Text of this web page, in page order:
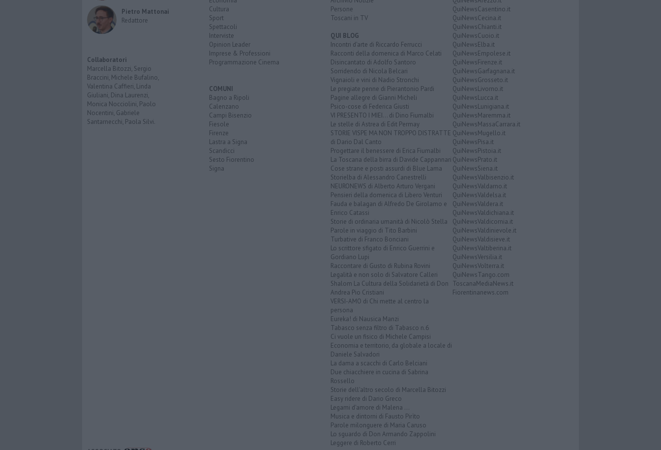
Pietro Mattonai
Redattore
Collaboratori
Marcella Bitozzi, Sergio
Braccini, Michele Bufalino,
Valentina Caffieri, Linda
Giuliani, Dina Laurenzi,
Monica Nocciolini, Paolo
Nocentini, Gabriele
Santarnecchi, Paola Silvi.
Cultura
Sport
Spettacoli
Interviste
Opinion Leader
Imprese & Professioni
Programmazione Cinema
COMUNI
Bagno a Ripoli
Calenzano
Campi Bisenzio
Fiesole
Firenze
Lastra a Signa
Scandicci
Sesto Fiorentino
Signa
Persone
Toscani in TV
QUI BLOG
Incontri d'arte di Riccardo Ferrucci
Racconti della domenica di Marco Celati
Disincantato di Adolfo Santoro
Sorridendo di Nicola Belcari
Vignaioli e vini di Nadio Stronchi
Le pregiate penne di Pierantonio Pardi
Pagine allegre di Gianni Micheli
Psico-cose di Federica Giusti
VI PRESENTO I MIEI... di Dino Fiumalbi
Le stelle di Astrea di Edit Permay
STORIE VISPE MA NON TROPPO DISTRATTE
di Dario Dal Canto
Progettare il benessere di Erica Fiumalbi
La Toscana della birra di Davide Cappannari
Cose strane e posti assurdi di Blue Lama
Storielba di Alessandro Canestrelli
NEURONEWS di Alberto Arturo Vergani
Pensieri della domenica di Libero Venturi
Fauda e balagan di Alfredo De Girolamo e
Enrico Catassi
Storie di ordinaria umanità di Nicolò Stella
Parole in viaggio di Tito Barbini
Turbative di Franco Bonciani
Lo scrittore sfigato di Enrico Guerrini e
Gordiano Lupi
Raccontare di Gusto di Rubina Rovini
Legalità e non solo di Salvatore Calleri
Shalom La Cultura della Solidarietà di Don
Andrea Pio Cristiani
VERSI-AMO di Chi mette al centro la
persona
Eureka! di Nausica Manzi
Tabasco senza filtro di Tabasco n.6
Ci vuole un fisico di Michele Campisi
Economia e territorio, da globale a locale di
Daniele Salvadori
La dama a scacchi di Carlo Belciani
Due chiacchiere in cucina di Sabrina
Rossello
Storie dell'altro secolo di Marcella Bitozzi
Easy ridere di Dario Greco
Legami d'amore di Malena ...
Musica e dintorni di Fausto Pirìto
Parole milonguere di Maria Caruso
Lo sguardo di Don Armando Zappolini
Leggere di Roberto Cerri
QuiNewsCasentino.it
QuiNewsCecina.it
QuiNewsChianti.it
QuiNewsCuoio.it
QuiNewsElba.it
QuiNewsEmpolese.it
QuiNewsFirenze.it
QuiNewsGarfagnana.it
QuiNewsGrosseto.it
QuiNewsLivorno.it
QuiNewsLucca.it
QuiNewsLunigiana.it
QuiNewsMaremma.it
QuiNewsMassaCarrara.it
QuiNewsMugello.it
QuiNewsPisa.it
QuiNewsPistoia.it
QuiNewsPrato.it
QuiNewsSiena.it
QuiNewsValbisenzio.it
QuiNewsValdarno.it
QuiNewsValdelsa.it
QuiNewsValdera.it
QuiNewsValdichiana.it
QuiNewsValdicornia.it
QuiNewsValdinievole.it
QuiNewsValdisieve.it
QuiNewsValtiberina.it
QuiNewsVersilia.it
QuiNewsVolterra.it
QuiNewsTango.com
ToscanaMediaNews.it
Fiorentinanews.com